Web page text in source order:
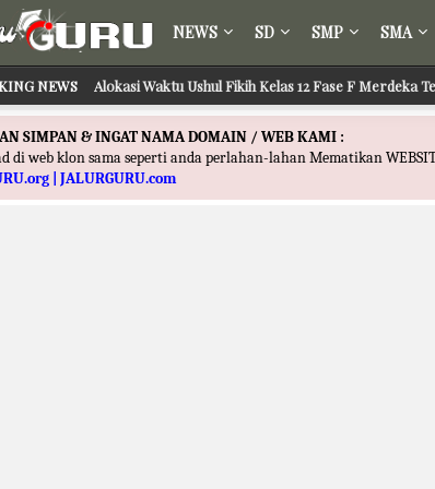
NEWS SD SMP SMA
NEWS Alokasi Waktu Ushul Fikih Kelas 12 Fase F Merdeka
SIMPAN & INGAT NAMA DOMAIN / WEB KAMI :
di web klon sama seperti anda perlahan-lahan Mematikan
| JALURGURU.com